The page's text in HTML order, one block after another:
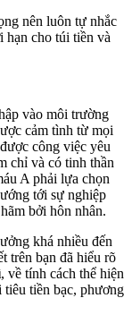
nên luôn tự nhắc
hạn cho túi tiền và
vào môi trường
cảm tình từ mọi
công việc yêu
chỉ và có tinh thần
A phải lựa chọn
tới sự nghiệp
bởi hôn nhân.
khá nhiều đến
trên bạn đã hiểu rõ
, về tính cách thể hiện
tiêu tiền bạc, phương